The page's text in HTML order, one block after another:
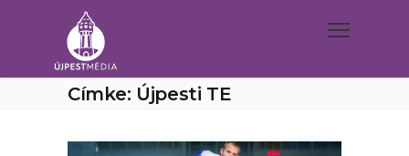
Címke: Újpesti TE